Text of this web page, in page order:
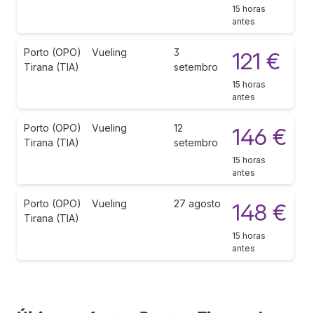
15 horas
antes
Porto (OPO)
Tirana (TIA)
Vueling
3
setembro
121 €
15 horas
antes
Porto (OPO)
Tirana (TIA)
Vueling
12
setembro
146 €
15 horas
antes
Porto (OPO)
Tirana (TIA)
Vueling 27 agosto 148 €
15 horas
antes